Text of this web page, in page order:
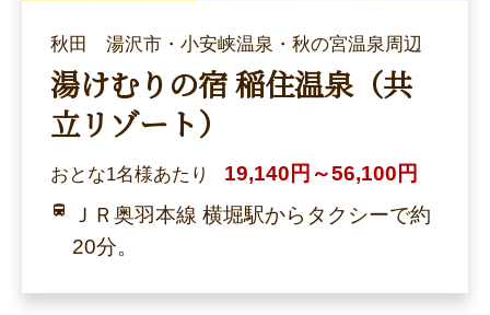
秋田 湯沢市・小安峡温泉・秋の宮温泉周辺
湯けむりの宿 稲住温泉（共
立リゾート）
おとな1名様あたり
19,140円～56,100円
ＪＲ奥羽本線 横堀駅からタクシーで約
20分。